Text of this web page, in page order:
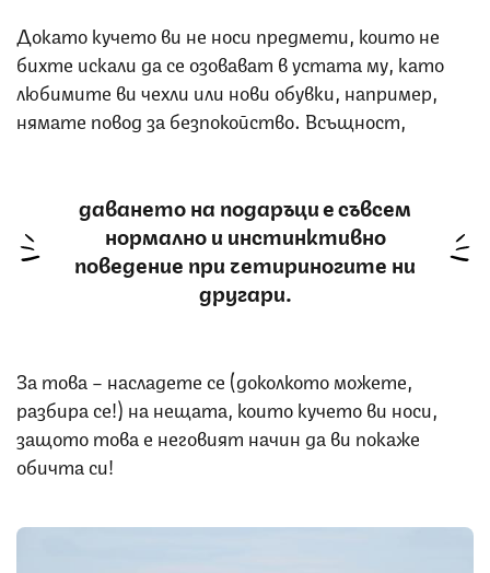
Докато кучето ви не носи предмети, които не
бихте искали да се озовават в устата му, като
любимите ви чехли или нови обувки, например,
нямате повод за безпокойство. Всъщност,
даването на подаръци е съвсем
нормално и инстинктивно
поведение при четириногите ни
другари.
За това – насладете се (доколкото можете,
разбира се!) на нещата, които кучето ви носи,
защото това е неговият начин да ви покаже
обичта си!